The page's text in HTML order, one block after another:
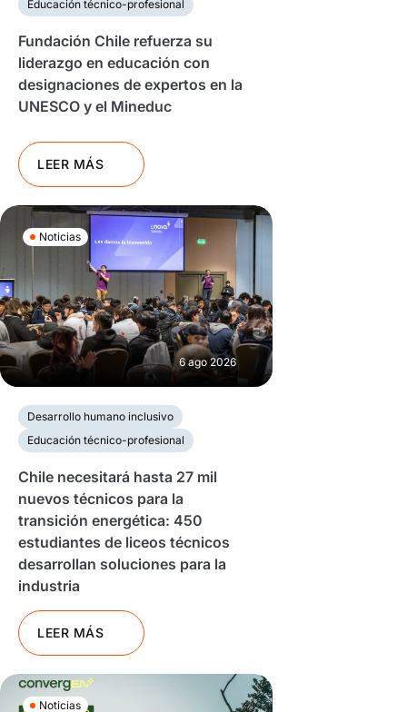
Educación técnico-profesional
Fundación Chile refuerza su
liderazgo en educación con
designaciones de expertos en la
UNESCO y el Mineduc
LEER MÁS
Noticias
6 ago 2026
Desarrollo humano inclusivo
Educación técnico-profesional
Chile necesitará hasta 27 mil
nuevos técnicos para la
transición energética: 450
estudiantes de liceos técnicos
desarrollan soluciones para la
industria
LEER MÁS
Noticias